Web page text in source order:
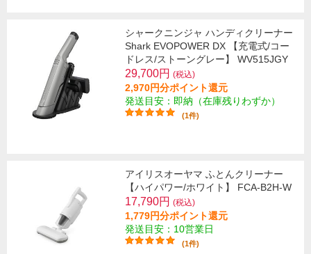
シャークニンジャ ハンディクリーナー
Shark EVOPOWER DX 【充電式/コー
ドレス/ストーングレー】 WV515JGY
29,700円 (税込)
2,970円分ポイント還元
発送目安：即納（在庫残りわずか）
(1件)
アイリスオーヤマ ふとんクリーナー
【ハイパワー/ホワイト】 FCA-B2H-W
17,790円 (税込)
1,779円分ポイント還元
発送目安：10営業日
(1件)